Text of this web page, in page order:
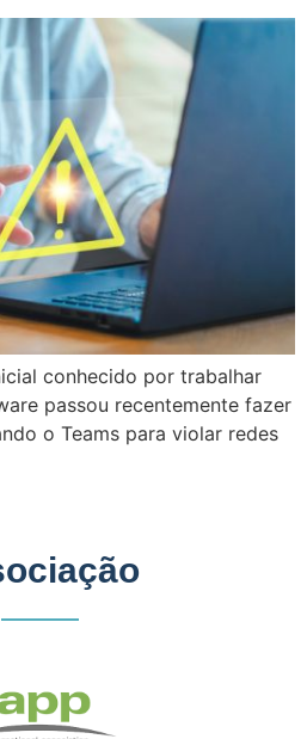
conhecido por trabalhar
passou recentemente fazer
o Teams para violar redes